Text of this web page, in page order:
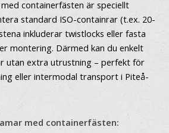
containerfästen är speciellt
standard ISO-containrar (t.ex. 20-
inkluderar twistlocks eller fasta
montering. Därmed kan du enkelt
utan extra utrustning – perfekt för
eller intermodal transport i Piteå-
med containerfästen: